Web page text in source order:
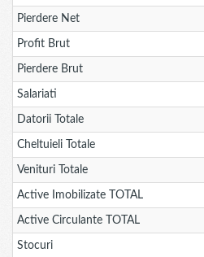
Pierdere Net
Profit Brut
Pierdere Brut
Salariati
Datorii Totale
Cheltuieli Totale
Venituri Totale
Active Imobilizate TOTAL
Active Circulante TOTAL
Stocuri